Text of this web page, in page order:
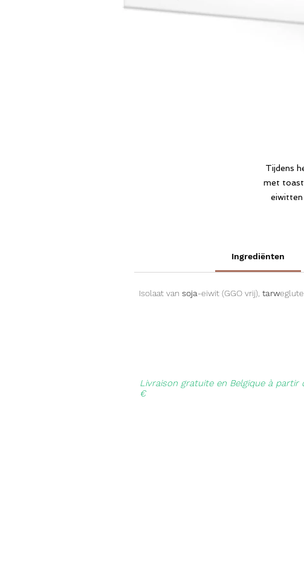
Tijdens
met
eiwitten
Ingrediënten
Isolaat van soja-eiwit (GGO vrij), tarw
Livraison gratuite en Belgique à partir
€